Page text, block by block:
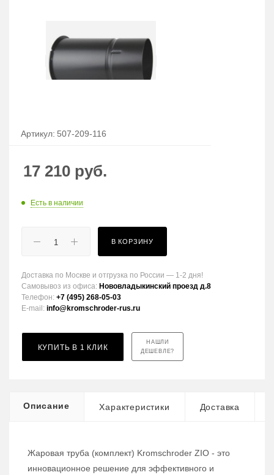
Артикул: 507-209-116
17 210 руб.
Есть в наличии
В КОРЗИНУ
Доставка по Москве и отгрузка по России — 1-2 дня!
Самовывоз из офиса: Нововладыкинский проезд д.8
Телефон: +7 (495) 268-05-03
E-mail: info@kromschroder-rus.ru
КУПИТЬ В 1 КЛИК
НАШЛИ
ДЕШЕВЛЕ?
Описание Характеристики Доставка
Жаровая труба (комплект) Kromschroder ZIO - это
инновационное решение для эффективного и